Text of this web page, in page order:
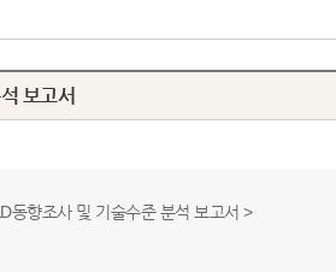
보고서
동향조사 및 기술수준 분석 보고서 >